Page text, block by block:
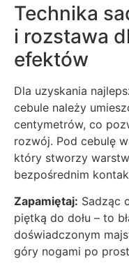
Technika
i rozstawa
efektów
Dla uzyskania
cebule należy
centymetrów, co
rozwój. Pod cebulę
który stworzy
bezpośrednim
Zapamiętaj: Sadząc
piętką do dołu – to
doświadczonym
góry nogami po